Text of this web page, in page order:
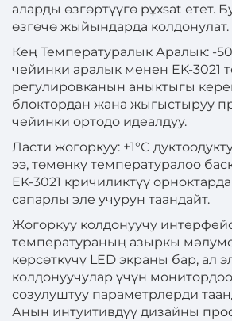
аларды өзгөртүүгө рұхsat етет.
өзгөчө жыйындарда колдонулат.
Кең Температуралык Аралык: -
чейинки аралык менен EK-3021
регулировканын аныктыгы
блоктордан жана жыгыстыруу
чейинки ортодо идеалдуу.
Ласти жогоркуу: ±1°C
ээ, төмөнкү температуралоо
EK-3021 кричиликтүү
сапарлы эле учурун таандайт.
Жогоркуу колдонуучу
температураның азыркы
көрсөткүчү LED экраны бар, ал
колдонуучулар үчүн
созулуштуу параметрлерди
Анын интуитивдүү дизайны